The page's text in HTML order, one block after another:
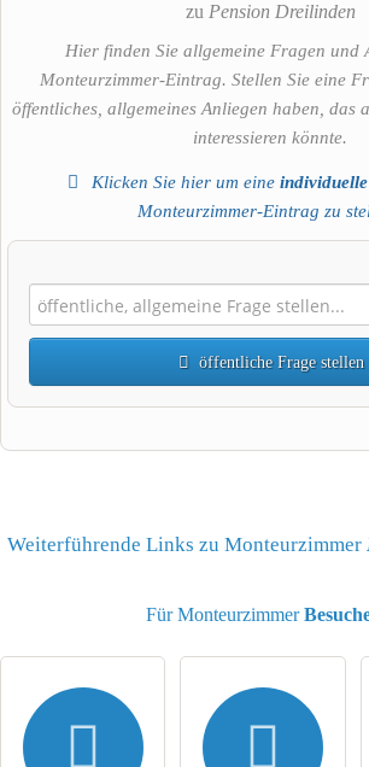
zu Pension Dreilinden
Hier finden Sie allgemeine Fragen und
Monteurzimmer-Eintrag. Stellen Sie eine
öffentliches, allgemeines Anliegen haben, das
interessieren könnte.
Klicken Sie hier um eine
Monteurzimmer-Eintrag zu
öffentliche Frage stellen
Name
Weiterführende Links zu Monteurzimmer
Für Monteurzimmer